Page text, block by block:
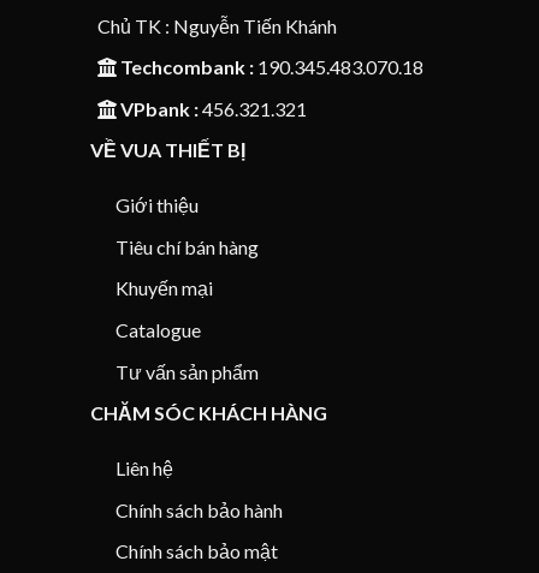
Chủ TK : Nguyễn Tiến Khánh
Techcombank :190.345.483.070.18
VPbank :456.321.321
VỀ VUA THIẾT BỊ
Giới thiệu
Tiêu chí bán hàng
Khuyến mại
Catalogue
Tư vấn sản phẩm
CHĂM SÓC KHÁCH HÀNG
Liên hệ
Chính sách bảo hành
Chính sách bảo mật